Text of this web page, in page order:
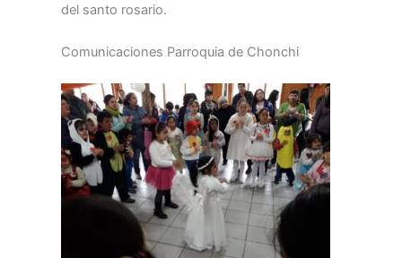
del santo rosario.
Comunicaciones Parroquia de Chonchi